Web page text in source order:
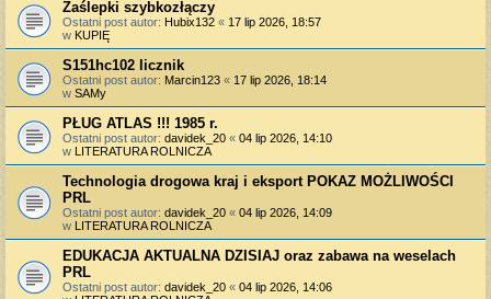
Zaślepki szybkozłączy
Ostatni post autor: Hubix132 « 17 lip 2026, 18:57
w KUPIĘ
S151hc102 licznik
Ostatni post autor: Marcin123 « 17 lip 2026, 18:14
w SAMy
PŁUG ATLAS !!! 1985 r.
Ostatni post autor: davidek_20 « 04 lip 2026, 14:10
w LITERATURA ROLNICZA
Technologia drogowa kraj i eksport POKAZ MOŻLIWOŚCI
PRL
Ostatni post autor: davidek_20 « 04 lip 2026, 14:09
w LITERATURA ROLNICZA
EDUKACJA AKTUALNA DZISIAJ oraz zabawa na weselach
PRL
Ostatni post autor: davidek_20 « 04 lip 2026, 14:06